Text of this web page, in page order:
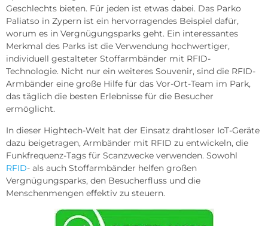
Geschlechts bieten. Für jeden ist etwas dabei. Das Parko
Paliatso in Zypern ist ein hervorragendes Beispiel dafür,
worum es in Vergnügungsparks geht. Ein interessantes
Merkmal des Parks ist die Verwendung hochwertiger,
individuell gestalteter Stoffarmbänder mit RFID-
Technologie. Nicht nur ein weiteres Souvenir, sind die RFID-
Armbänder eine große Hilfe für das Vor-Ort-Team im Park,
das täglich die besten Erlebnisse für die Besucher
ermöglicht.
In dieser Hightech-Welt hat der Einsatz drahtloser IoT-Geräte
dazu beigetragen, Armbänder mit RFID zu entwickeln, die
Funkfrequenz-Tags für Scanzwecke verwenden. Sowohl
RFID- als auch Stoffarmbänder helfen großen
Vergnügungsparks, den Besucherfluss und die
Menschenmengen effektiv zu steuern.